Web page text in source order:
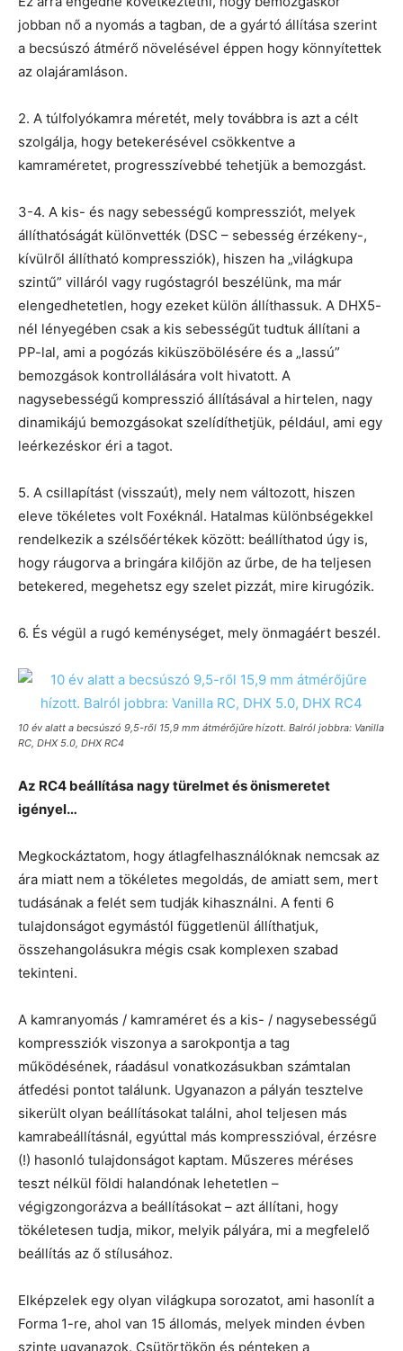
jobban nő a nyomás a tagban, de a gyártó állítása szerint
a becsúszó átmérő növelésével éppen hogy könnyítettek
az olajáramláson.
2. A túlfolyókamra méretét, mely továbbra is azt a célt
szolgálja, hogy betekerésével csökkentve a
kamraméretet, progresszívebbé tehetjük a bemozgást.
3-4. A kis- és nagy sebességű kompressziót, melyek
állíthatóságát különvették (DSC – sebesség érzékeny-,
kívülről állítható kompressziók), hiszen ha „világkupa
szintű” villáról vagy rugóstagról beszélünk, ma már
elengedhetetlen, hogy ezeket külön állíthassuk. A DHX5-
nél lényegében csak a kis sebességűt tudtuk állítani a
PP-lal, ami a pogózás kiküszöbölésére és a „lassú”
bemozgások kontrollálására volt hivatott. A
nagysebességű kompresszió állításával a hirtelen, nagy
dinamikájú bemozgásokat szelídíthetjük, például, ami egy
leérkezéskor éri a tagot.
5. A csillapítást (visszaút), mely nem változott, hiszen
eleve tökéletes volt Foxéknál. Hatalmas különbségekkel
rendelkezik a szélsőértékek között: beállíthatod úgy is,
hogy ráugorva a bringára kilőjön az űrbe, de ha teljesen
betekered, megehetsz egy szelet pizzát, mire kirugózik.
6. És végül a rugó keménységet, mely önmagáért beszél.
10 év alatt a becsúszó 9,5-ről 15,9 mm átmérőjűre hízott. Balról jobbra: Vanilla
RC, DHX 5.0, DHX RC4
Az RC4 beállítása nagy türelmet és önismeretet
igényel…
Megkockáztatom, hogy átlagfelhasználóknak nemcsak az
ára miatt nem a tökéletes megoldás, de amiatt sem, mert
tudásának a felét sem tudják kihasználni. A fenti 6
tulajdonságot egymástól függetlenül állíthatjuk,
összehangolásukra mégis csak komplexen szabad
tekinteni.
A kamranyomás / kamraméret és a kis- / nagysebességű
kompressziók viszonya a sarokpontja a tag
működésének, ráadásul vonatkozásukban számtalan
átfedési pontot találunk. Ugyanazon a pályán tesztelve
sikerült olyan beállításokat találni, ahol teljesen más
kamrabeállításnál, egyúttal más kompresszióval, érzésre
(!) hasonló tulajdonságot kaptam. Műszeres méréses
teszt nélkül földi halandónak lehetetlen –
végigzongorázva a beállításokat – azt állítani, hogy
tökéletesen tudja, mikor, melyik pályára, mi a megfelelő
beállítás az ő stílusához.
Elképzelek egy olyan világkupa sorozatot, ami hasonlít a
Forma 1-re, ahol van 15 állomás, melyek minden évben
szinte ugyanazok. Csütörtökön és pénteken a